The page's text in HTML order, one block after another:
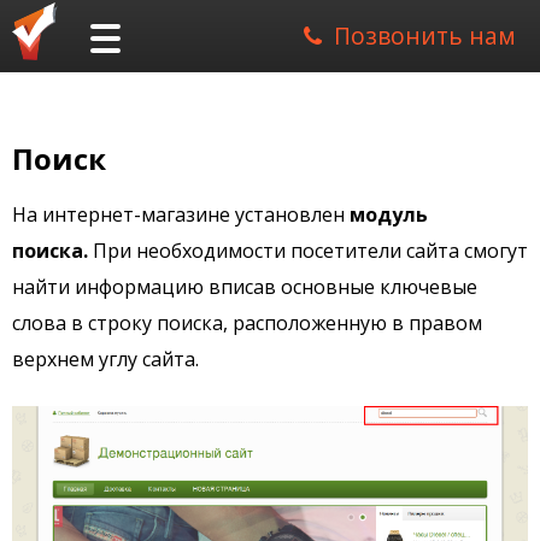
Позвонить нам
Поиск
На интернет-магазине установлен модуль
поиска. При необходимости посетители сайта смогут
найти информацию вписав основные ключевые
слова в строку поиска, расположенную в правом
верхнем углу сайта.